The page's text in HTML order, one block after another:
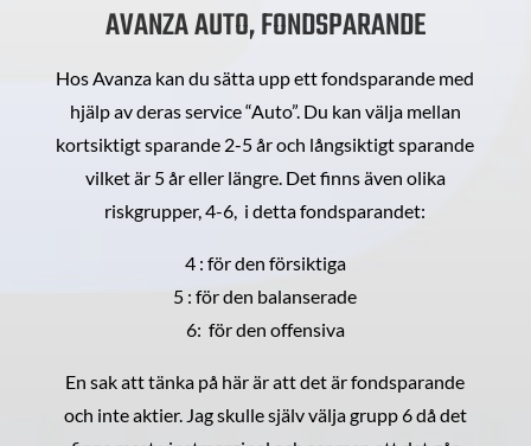
AVANZA AUTO, FONDSPARANDE
Hos Avanza kan du sätta upp ett fondsparande med
hjälp av deras service “Auto”. Du kan välja mellan
kortsiktigt sparande 2-5 år och långsiktigt sparande
vilket är 5 år eller längre. Det finns även olika
riskgrupper, 4-6, i detta fondsparandet:
4 : för den försiktiga
5 : för den balanserade
6: för den offensiva
En sak att tänka på här är att det är fondsparande
och inte aktier. Jag skulle själv välja grupp 6 då det